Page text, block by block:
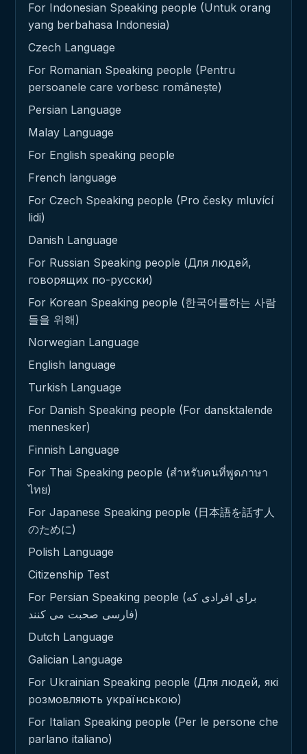
For Indonesian Speaking people (Untuk orang
yang berbahasa Indonesia)
Czech Language
For Romanian Speaking people (Pentru
persoanele care vorbesc românește)
Persian Language
Malay Language
For English speaking people
French language
For Czech Speaking people (Pro česky mluvící
lidi)
Danish Language
For Russian Speaking people (Для людей,
говорящих по-русски)
For Korean Speaking people (한국어를하는 사람
들을 위해)
Norwegian Language
English language
Turkish Language
For Danish Speaking people (For dansktalende
mennesker)
Finnish Language
For Thai Speaking people (สำหรับคนที่พูดภาษา
ไทย)
For Japanese Speaking people (日本語を話す人
のために)
Polish Language
Citizenship Test
For Persian Speaking people (برای افرادی که
فارسی صحبت می کنند)
Dutch Language
Galician Language
For Ukrainian Speaking people (Для людей, які
розмовляють українською)
For Italian Speaking people (Per le persone che
parlano italiano)